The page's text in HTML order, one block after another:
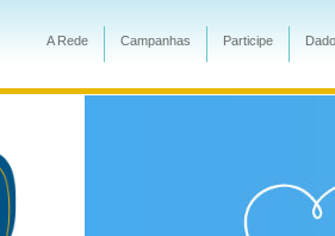
A Rede Campanhas Participe